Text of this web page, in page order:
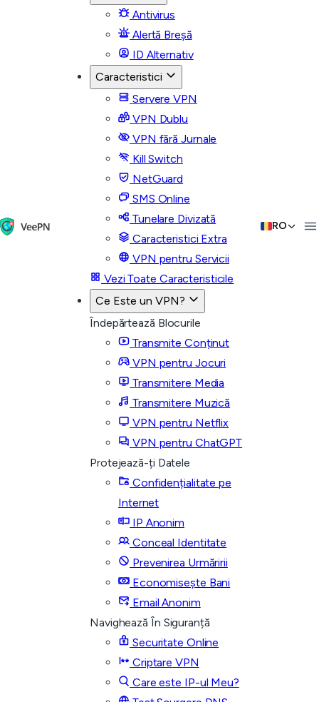
Antivirus
Alertă Breșă
ID Alternativ
Caracteristici
Servere VPN
VPN Dublu
VPN fără Jurnale
Kill Switch
NetGuard
SMS Online
Tunelare Divizată
Caracteristici Extra
VPN pentru Servicii
Vezi Toate Caracteristicile
Ce Este un VPN?
Îndepărtează Blocurile
Transmite Conținut
VPN pentru Jocuri
Transmitere Media
Transmitere Muzică
VPN pentru Netflix
VPN pentru ChatGPT
Protejează-ți Datele
Confidențialitate pe
Internet
IP Anonim
Conceal Identitate
Prevenirea Urmăririi
Economisește Bani
Email Anonim
Navighează În Siguranță
Securitate Online
Criptare VPN
Care este IP-ul Meu?
RO